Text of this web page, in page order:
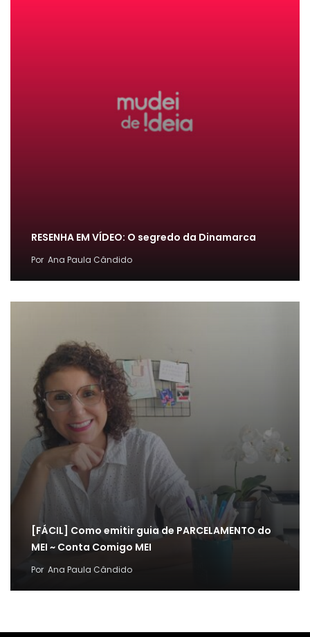
RESENHA EM VÍDEO: O segredo da Dinamarca
Por Ana Paula Cândido
[FÁCIL] Como emitir guia de PARCELAMENTO do
MEI ~ Conta Comigo MEI
Por Ana Paula Cândido